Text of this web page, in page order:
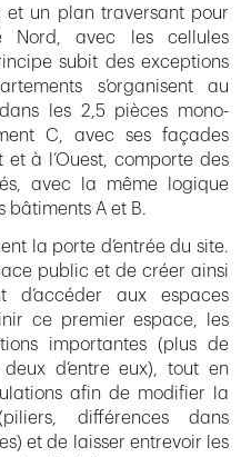
un plan traversant pour
Nord, avec les cellules
subit des exceptions
s’organisent au
les 2,5 pièces mono-
C, avec ses façades
et à l’Ouest, comporte des
avec la même logique
bâtiments A et B.
la porte d’entrée du site.
public et de créer ainsi
d’accéder aux espaces
ce premier espace, les
importantes (plus de
d’entre eux), tout en
afin de modifier la
différences dans
et de laisser entrevoir les